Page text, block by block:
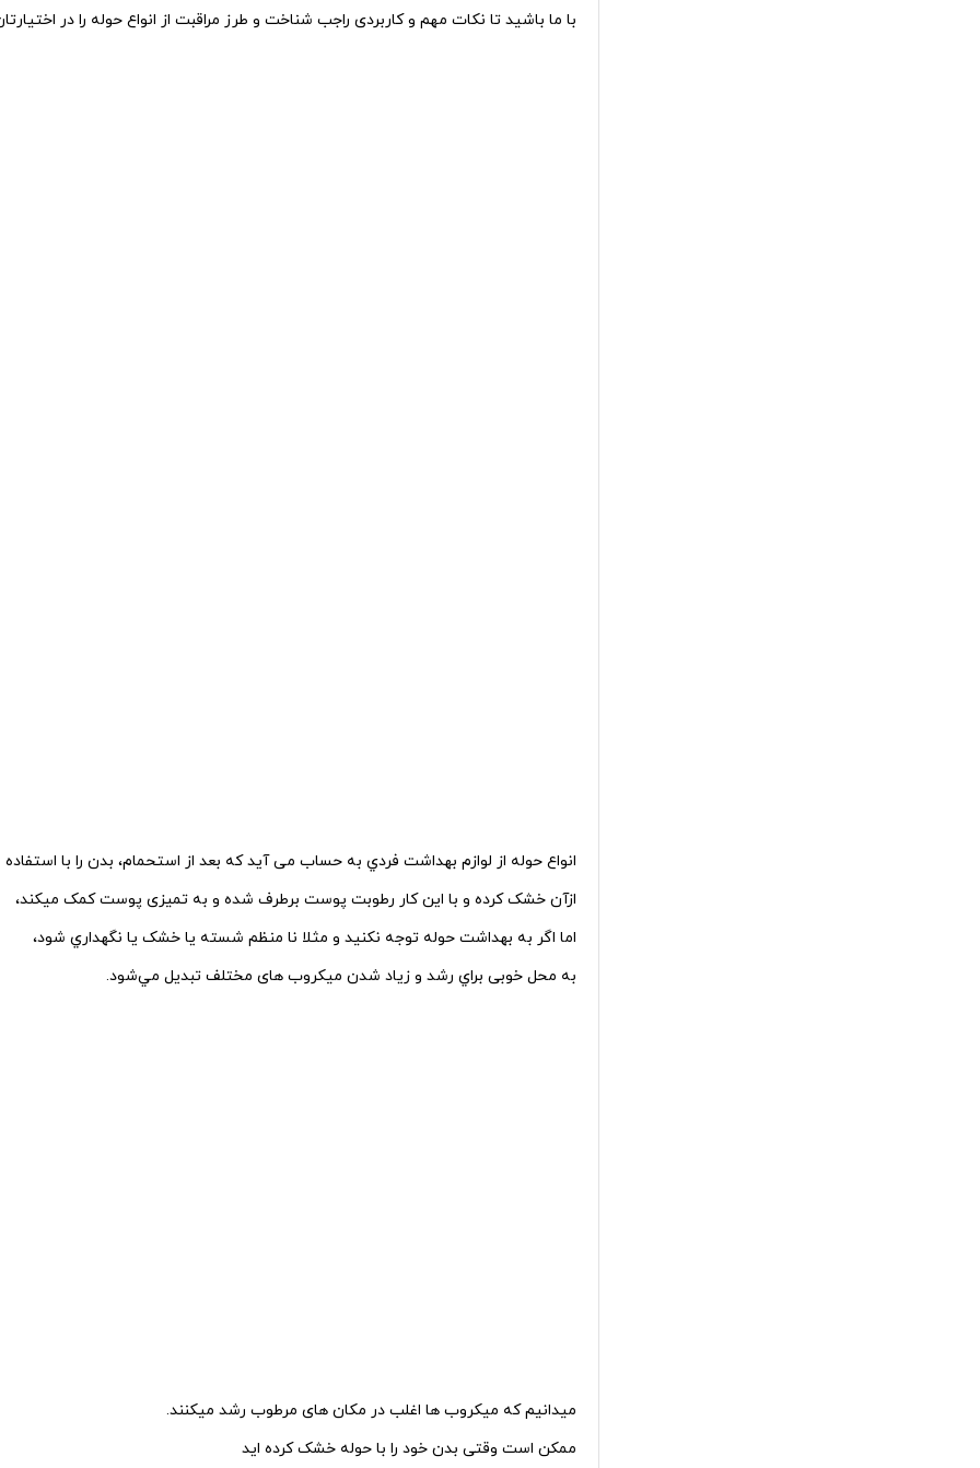
با ما باشید تا نکات مهم و کاربردی راجب شناخت و طرز مراقبت از انواع حوله را در
انواع حوله از لوازم بهداشت فردي به حساب می آید که بعد از استحمام، بدن را با استفاده
ازآن خشک کرده و با این کار رطوبت پوست برطرف شده و به تمیزی پوست کمک مي‏کند،
اما اگر به بهداشت حوله توجه نکنید و مثلا نا منظم شسته يا خشک يا نگهداري شود،
به محل خوبی براي رشد و زیاد شدن ميکروب‏ های مختلف تبديل مي‌شود.
میدانیم که میکروب ها اغلب در مکان های مرطوب رشد میکنند.
ممکن است وقتی بدن خود را با حوله خشک کرده اید